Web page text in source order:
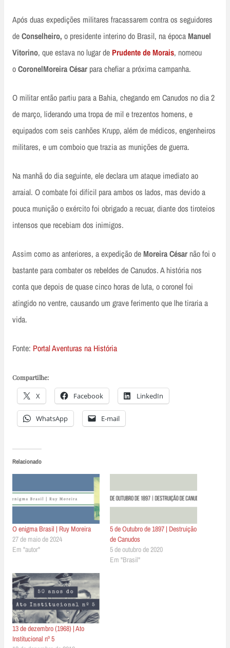
Após duas expedições militares fracassarem contra os seguidores
deConselheiro, o presidente interino do Brasil, na épocaManuel
Vitorino, que estava no lugar de Prudente de Morais, nomeou
oCoronelMoreira César para chefiar a próxima campanha.
O militar então partiu para a Bahia, chegando em Canudos no dia 2
de março, liderando uma tropa de mil e trezentos homens, e
equipados com seis canhões Krupp, além de médicos, engenheiros
militares, e um comboio que trazia as munições de guerra.
Na manhã do dia seguinte, ele declara um ataque imediato ao
arraial. O combate foi difícil para ambos os lados, mas devido a
pouca munição o exército foi obrigado a recuar, diante dos tiroteios
intensos que recebiam dos inimigos.
Assim como as anteriores, a expedição deMoreira César não foi o
bastante para combater os rebeldes de Canudos. A história nos
conta que depois de quase cinco horas de luta, o coronel foi
atingido no ventre, causando um grave ferimento que lhe tiraria a
vida.
Fonte: Portal Aventuras na História
Compartilhe:
X Facebook LinkedIn
WhatsApp E-mail
Relacionado
O enigma Brasil | Ruy Moreira
27 de maio de 2024
Em "autor"
5 de Outubro de 1897 | Destruição
de Canudos
5 de outubro de 2020
Em "Brasil"
13 de dezembro (1968) | Ato
Institucional nº 5